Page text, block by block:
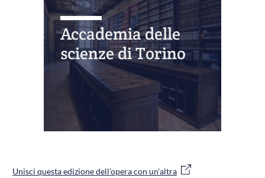
Accademia delle
scienze di Torino
Unisci questa edizione dell'opera con un'altra